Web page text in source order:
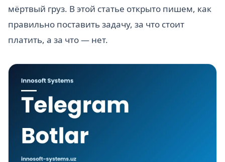
мёртвый груз. В этой статье открыто пишем, как
правильно поставить задачу, за что стоит
платить, а за что — нет.